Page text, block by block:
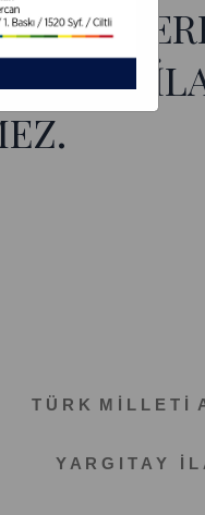
T Ü R K M İ L L E T İ
Y A R G I T A Y İ L